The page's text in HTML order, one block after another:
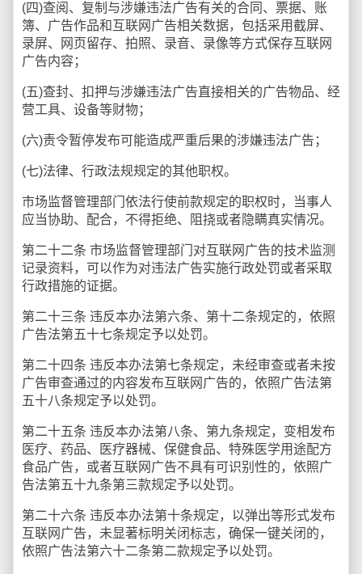
(四)查阅、复制与涉嫌违法广告有关的合同、票据、账
簿、广告作品和互联网广告相关数据，包括采用截屏、
录屏、网页留存、拍照、录音、录像等方式保存互联网
广告内容；
(五)查封、扣押与涉嫌违法广告直接相关的广告物品、经
营工具、设备等财物；
(六)责令暂停发布可能造成严重后果的涉嫌违法广告；
(七)法律、行政法规规定的其他职权。
市场监督管理部门依法行使前款规定的职权时，当事人
应当协助、配合，不得拒绝、阻挠或者隐瞒真实情况。
第二十二条 市场监督管理部门对互联网广告的技术监测
记录资料，可以作为对违法广告实施行政处罚或者采取
行政措施的证据。
第二十三条 违反本办法第六条、第十二条规定的，依照
广告法第五十七条规定予以处罚。
第二十四条 违反本办法第七条规定，未经审查或者未按
广告审查通过的内容发布互联网广告的，依照广告法第
五十八条规定予以处罚。
第二十五条 违反本办法第八条、第九条规定，变相发布
医疗、药品、医疗器械、保健食品、特殊医学用途配方
食品广告，或者互联网广告不具有可识别性的，依照广
告法第五十九条第三款规定予以处罚。
第二十六条 违反本办法第十条规定，以弹出等形式发布
互联网广告，未显著标明关闭标志，确保一键关闭的，
依照广告法第六十二条第二款规定予以处罚。